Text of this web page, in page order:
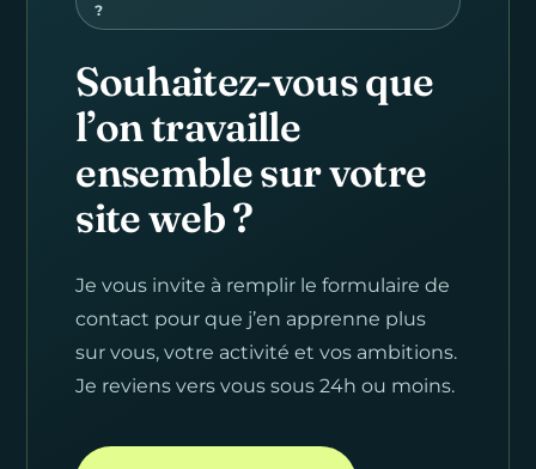
?
Souhaitez-vous que
l’on travaille
ensemble sur votre
site web ?
Je vous invite à remplir le formulaire de
contact pour que j’en apprenne plus
sur vous, votre activité et vos ambitions.
Je reviens vers vous sous 24h ou moins.